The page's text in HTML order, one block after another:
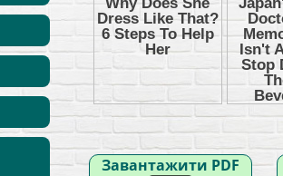
Завантажити PDF